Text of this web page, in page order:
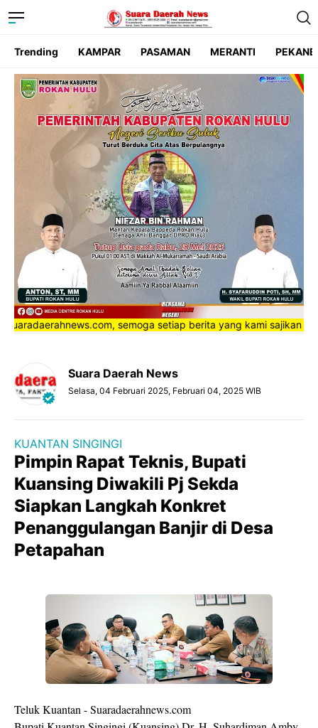
Trending KAMPAR PASAMAN MERANTI
semoga setiap berita yang kami sajikan
Suara Daerah News
Selasa, 04 Februari 2025, Februari 04, 2025 WIB
KUANTAN SINGINGI
Pimpin Rapat Teknis, Bupati
Kuansing Diwakili Pj Sekda
Siapkan Langkah Konkret
Penanggulangan Banjir di Desa
Petapahan
Teluk Kuantan - Suaradaerahnews.com